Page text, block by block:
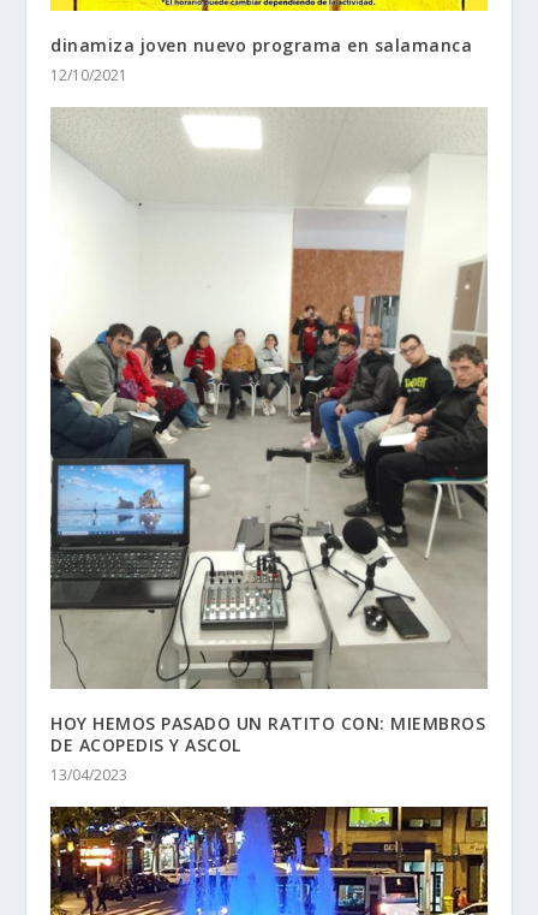
dinamiza joven nuevo programa en salamanca
12/10/2021
HOY HEMOS PASADO UN RATITO CON: MIEMBROS
DE ACOPEDIS Y ASCOL
13/04/2023